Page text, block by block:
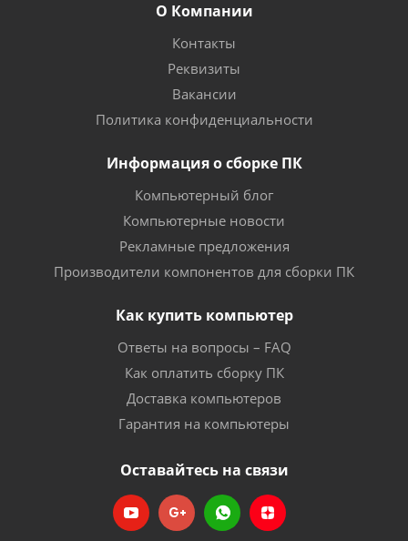
О Компании
Контакты
Реквизиты
Вакансии
Политика конфиденциальности
Информация о сборке ПК
Компьютерный блог
Компьютерные новости
Рекламные предложения
Производители компонентов для сборки ПК
Как купить компьютер
Ответы на вопросы – FAQ
Как оплатить сборку ПК
Доставка компьютеров
Гарантия на компьютеры
Оставайтесь на связи